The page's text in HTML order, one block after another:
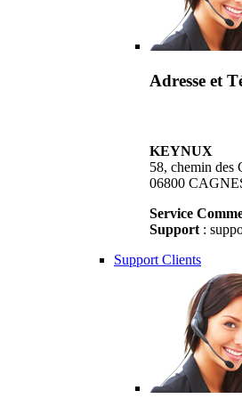
Adresse et
KEYNUX
58, chemin des
06800
Service
Support :
Support Clients